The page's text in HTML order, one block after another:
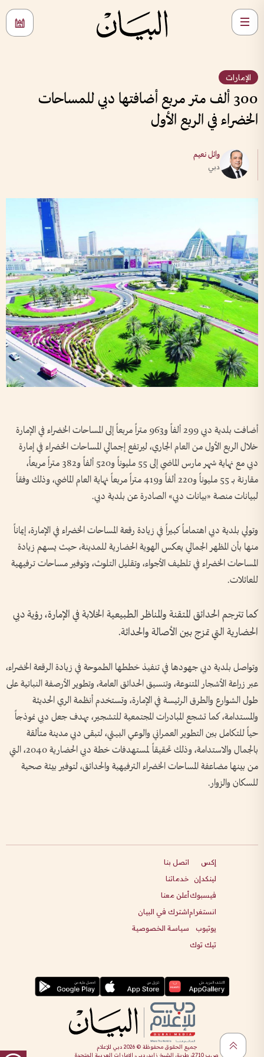
الإمارات
300 ألف متر مربع أضافتها دبي للمساحات
الخضراء في الربع الأول
وائل نعيم
دبي
أضافت بلدية دبي 299 ألفاً و963 متراً مربعاً إلى المساحات الخضراء في الإمارة
خلال الربع الأول من العام الجاري، ليرتفع إجمالي المساحات الخضراء في إمارة
دبي مع نهاية شهر مارس الماضي إلى 55 مليوناً و520 ألفاً و382 متراً مربعاً،
مقارنة بــ 55 مليوناً و220 ألفاً و419 متراً مربعاً نهاية العام الماضي، وذلك وفقاً
لبيانات منصة «بيانات دبي» الصادرة عن بلدية دبي.
وتولي بلدية دبي اهتماماً كبيراً في زيادة رقعة المساحات الخضراء في الإمارة، إيماناً
منها بأن المظهر الجمالي يعكس الهوية الحضارية للمدينة، حيث يسهم زيادة
المساحات الخضراء في تلطيف الأجواء، وتقليل التلوث، وتوفير مساحات ترفيهية
للعائلات.
كما تترجم الحدائق المتقنة والمناظر الطبيعية الخلابة في الإمارة، رؤية دبي
الحضارية التي تمزج بين الأصالة والحداثة.
وتواصل بلدية دبي جهودها في تنفيذ خططها الطموحة في زيادة الرقعة الخضراء،
عبر زراعة الأشجار المتنوعة، وتنسيق الحدائق العامة، وتطوير الأرصفة النباتية على
طول الشوارع والطرق الرئيسة في الإمارة، وتستخدم أنظمة الري الحديثة
والمستدامة، كما تشجع المبادرات المجتمعية للتشجير، بهدف جعل دبي نموذجاً
حياً للتكامل بين التطوير العمراني والوعي البيئي، لتبقى دبي مدينة متألقة
بالجمال والاستدامة، وذلك تحقيقاً لمستهدفات خطة دبي الحضارية 2040، التي
من بينها مضاعفة المساحات الخضراء الترفيهية والحدائق، لتوفير بيئة صحية
للسكان والزوار.
إكس
لينكدإن
فيسبوك
انستغرام
يوتيوب
تيك توك
اتصل بنا
خدماتنا
أعلن معنا
اشترك في البيان
سياسة الخصوصية
جميع الحقوق محفوظة ©2026 دبي للإعلام
ص.ب 2710، طريق الشيخ زايد، دبي، الإمارات العربية المتحدة